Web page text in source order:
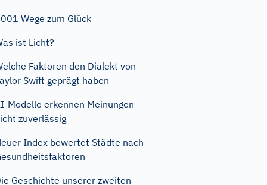
Wege zum Glück
ist Licht?
Faktoren den Dialekt von
Swift geprägt haben
Modelle erkennen Meinungen
zuverlässig
Index bewertet Städte nach
Geschichte unserer zweiten